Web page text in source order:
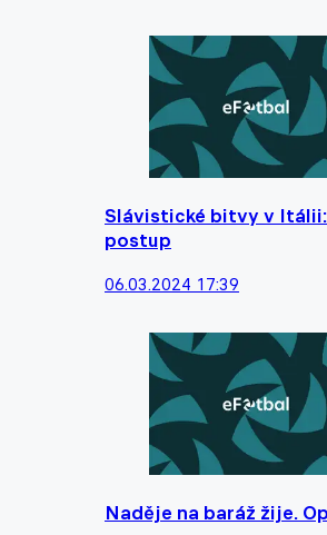
Slávistické bitvy v Itálii:
postup
06.03.2024 17:39
Naděje na baráž žije.